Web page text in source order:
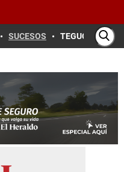
SUCESOS TEGUCIGALPA